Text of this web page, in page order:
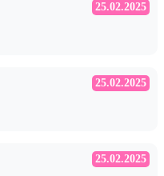
25.02.2025
25.02.2025
25.02.2025